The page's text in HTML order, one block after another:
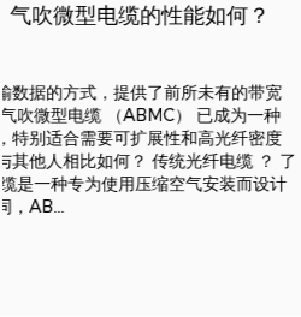
了
气吹微型电缆对温度波
气吹微型电缆 （ABMC）已成
案。它们在部署方面提供灵活
空间有限的城市环境中。然而
关心的问题是 这些电缆在温度
缆的热弹性对于确保长期网络
要。 1. 了解气吹微型电缆 气吹